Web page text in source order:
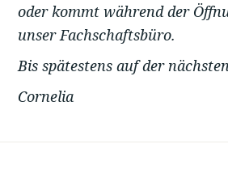
oder kommt während der
unser Fachschaftsbüro.
Bis spätestens auf der
Cornelia